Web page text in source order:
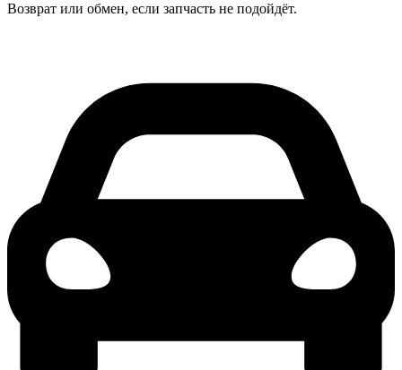
Возврат или обмен, если запчасть не подойдёт.